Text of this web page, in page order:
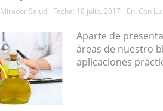
Mirador Salud Fecha: 18 julio, 2017 En: Con
Aparte de
áreas de nuestro
aplicaciones